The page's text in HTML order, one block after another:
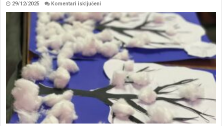
29/12/2025 Komentari isključeni
INKLUZIVNA
RADIONICA
“MOJE
ZIMSKO
DRVO”